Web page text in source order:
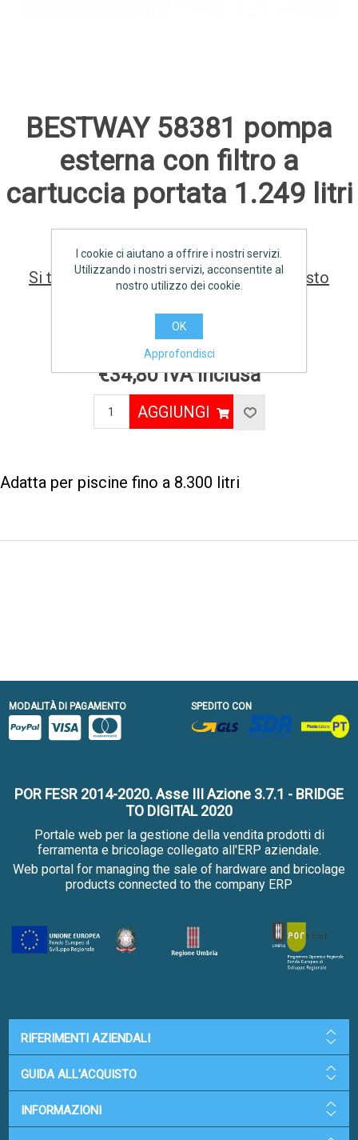
BESTWAY 58381 pompa
esterna con filtro a
cartuccia portata 1.249 litri
Si tratta della prima recensione per questo
Produttore: BESTWAY
€34,80 IVA inclusa
AGGIUNGI
Adatta per piscine fino a 8.300 litri
MODALITÀ DI PAGAMENTO SPEDITO CON
POR FESR 2014-2020. Asse III Azione 3.7.1 - BRIDGE
TO DIGITAL 2020
Portale web per la gestione della vendita prodotti di
ferramenta e bricolage collegato all'ERP aziendale.
Web portal for managing the sale of hardware and bricolage
products connected to the company ERP
RIFERIMENTI AZIENDALI
GUIDA ALL'ACQUISTO
INFORMAZIONI
I cookie ci aiutano a offrire i nostri servizi.
Utilizzando i nostri servizi, acconsentite al
nostro utilizzo dei cookie.
OK
Approfondisci